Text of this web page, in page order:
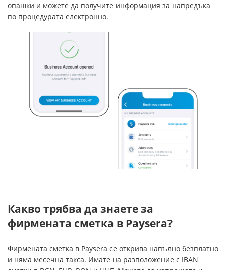
опашки и можете да получите информация за напредъка
по процедурата електронно.
Какво трябва да знаете за
фирмената сметка в Paysera?
Фирмената сметка в Paysera се открива напълно безплатно
и няма месечна такса. Имате на разположение с IBAN